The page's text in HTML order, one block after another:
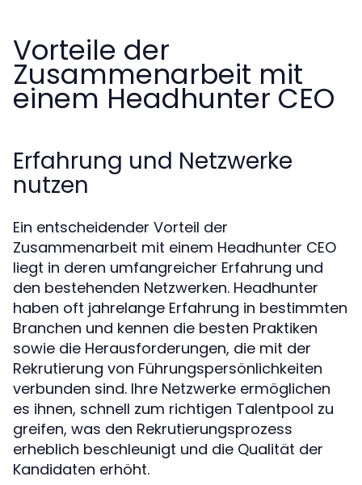
Vorteile der
Zusammenarbeit mit
einem Headhunter CEO
Erfahrung und Netzwerke
nutzen
Ein entscheidender Vorteil der
Zusammenarbeit mit einem Headhunter CEO
liegt in deren umfangreicher Erfahrung und
den bestehenden Netzwerken. Headhunter
haben oft jahrelange Erfahrung in bestimmten
Branchen und kennen die besten Praktiken
sowie die Herausforderungen, die mit der
Rekrutierung von Führungspersönlichkeiten
verbunden sind. Ihre Netzwerke ermöglichen
es ihnen, schnell zum richtigen Talentpool zu
greifen, was den Rekrutierungsprozess
erheblich beschleunigt und die Qualität der
Kandidaten erhöht.